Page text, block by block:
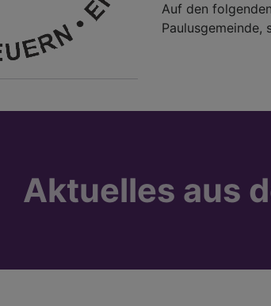
Auf den
Paulusgemeinde,
Aktuelles aus